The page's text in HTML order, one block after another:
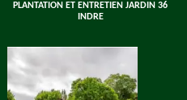
PLANTATION ET ENTRETIEN JARDIN 36
INDRE